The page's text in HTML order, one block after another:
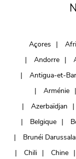
Açores
Andorre
Antigua-et-
Arménie
Azerbaïdjan
Belgique
Brunéi
Chili
Chine